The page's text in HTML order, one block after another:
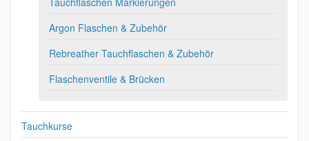
Argon Flaschen & Zubehör
Rebreather Tauchflaschen & Zubehör
Flaschenventile & Brücken
Tauchkurse